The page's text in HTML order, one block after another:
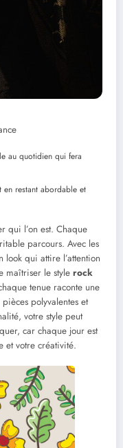
au quotidien qui fera
restant abordable et
qui l’on est. Chaque
parcours. Avec les
look qui attire l’attention
maîtriser le style rock
tenue raconte une
polyvalentes et
votre style peut
car chaque jour est
et votre créativité.